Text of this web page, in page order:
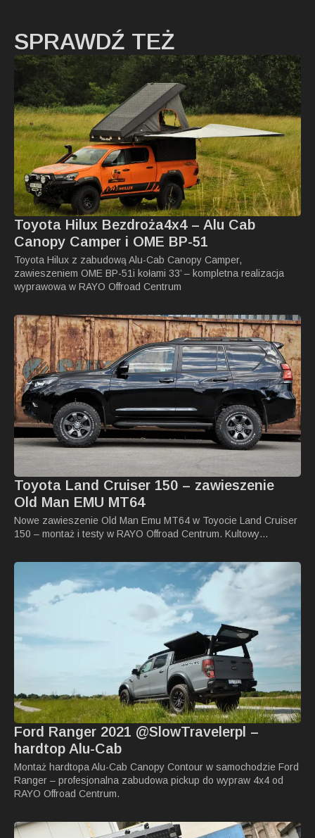
SPRAWDŹ TEŻ
Toyota Hilux Bezdroża4x4 – Alu Cab
Canopy Camper i OME BP-51
Toyota Hilux z zabudową Alu-Cab Canopy Camper,
zawieszeniem OME BP-51i kołami 33’ – kompletna realizacja
wyprawowa w RAYO Offroad Centrum
Toyota Land Cruiser 150 – zawieszenie
Old Man EMU MT64
Nowe zawieszenie Old Man Emu MT64 w Toyocie Land Cruiser
150 – montaż i testy w RAYO Offroad Centrum. Kultowy…
Ford Ranger 2021 @SlowTravelerpl –
hardtop Alu-Cab
Montaż hardtopa Alu-Cab Canopy Contour w samochodzie Ford
Ranger – profesjonalna zabudowa pickup do wypraw 4x4 od
RAYO Offroad Centrum.